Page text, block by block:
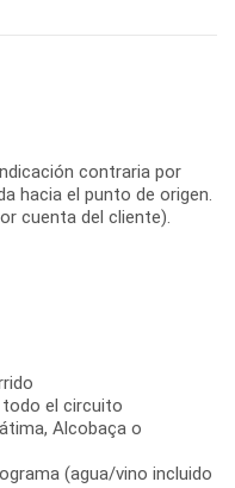
contraria por
hacia el punto de origen.
cuenta del cliente).
el circuito
Alcobaça o
(agua/vino incluido